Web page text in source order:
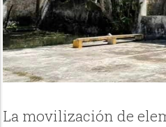
La movilización de